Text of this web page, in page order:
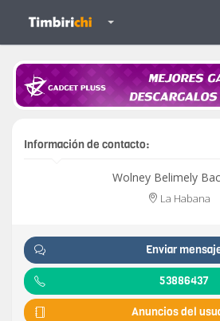
Información de contacto:
Wolney Belimely
La Habana
Enviar
53886437
Anuncios del